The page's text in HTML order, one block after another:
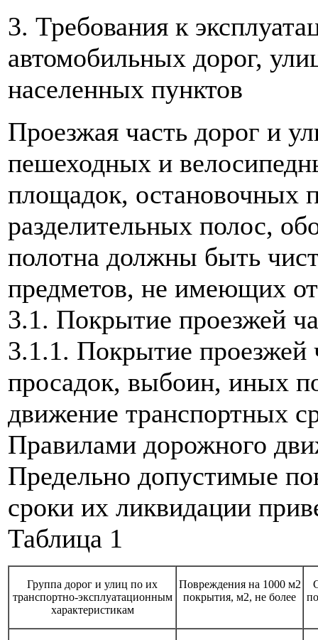
3. Требования к
автомобильных дорог,
населенных пунктов
Проезжая часть дорог и
пешеходных и
площадок, остановочных
разделительных полос,
полотна должны быть
предметов, не имеющих
3.1. Покрытие проезжей
3.1.1. Покрытие проезжей
просадок, выбоин, иных
движение транспортных
Правилами дорожного
Предельно допустимые
сроки их ликвидации
Таблица 1
Группа дорог и улиц по их
транспортно-эксплуатационным
характеристикам
Повреждения на 1000 м2
покрытия, м2, не более